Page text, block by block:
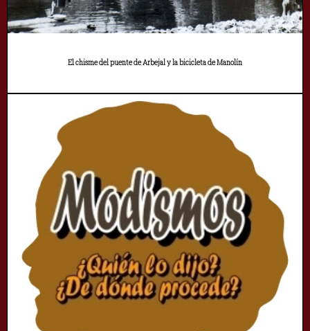
El chisme del puente de Arbejal y la bicicleta de Manolín